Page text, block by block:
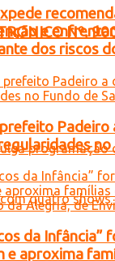
Nº.
e
dos riscos
Padeiro
no
da Infância”
e aproxima